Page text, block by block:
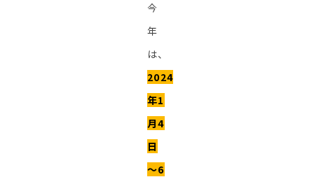
今
年
は、
2024
年1
月4
日
～6